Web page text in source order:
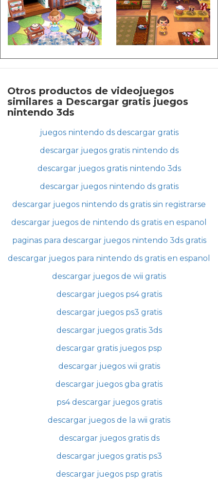
Otros productos de videojuegos
similares a Descargar gratis juegos
nintendo 3ds
juegos nintendo ds descargar gratis
descargar juegos gratis nintendo ds
descargar juegos gratis nintendo 3ds
descargar juegos nintendo ds gratis
descargar juegos nintendo ds gratis sin registrarse
descargar juegos de nintendo ds gratis en espanol
paginas para descargar juegos nintendo 3ds gratis
descargar juegos para nintendo ds gratis en espanol
descargar juegos de wii gratis
descargar juegos ps4 gratis
descargar juegos ps3 gratis
descargar juegos gratis 3ds
descargar gratis juegos psp
descargar juegos wii gratis
descargar juegos gba gratis
ps4 descargar juegos gratis
descargar juegos de la wii gratis
descargar juegos gratis ds
descargar juegos gratis ps3
descargar juegos psp gratis